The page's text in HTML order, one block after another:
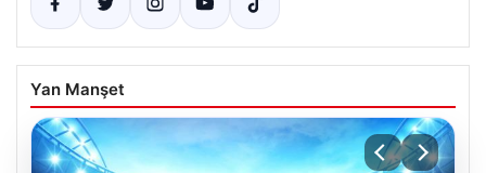
Yan Manşet